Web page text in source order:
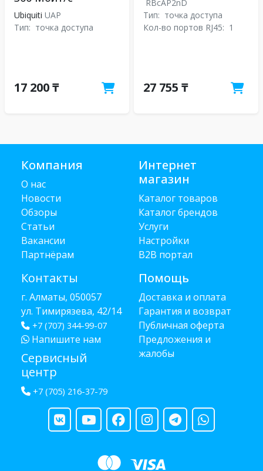
Ubiquiti UAP
Тип: точка доступа
17 200 ₸
RBcAP2nD
Тип: точка доступа
Кол-во портов RJ45: 1
27 755 ₸
Компания
О нас
Новости
Обзоры
Статьи
Вакансии
Партнёрам
Контакты
г. Алматы, 050057
ул. Тимирязева, 42/14
+7 (707) 344-99-07
Напишите нам
Сервисный
центр
+7 (705) 216-37-79
Интернет
магазин
Каталог товаров
Каталог брендов
Услуги
Настройки
B2B портал
Помощь
Доставка и оплата
Гарантия и возврат
Публичная оферта
Предложения и
жалобы